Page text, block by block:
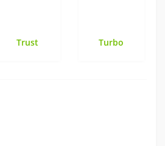
Trust Turbo